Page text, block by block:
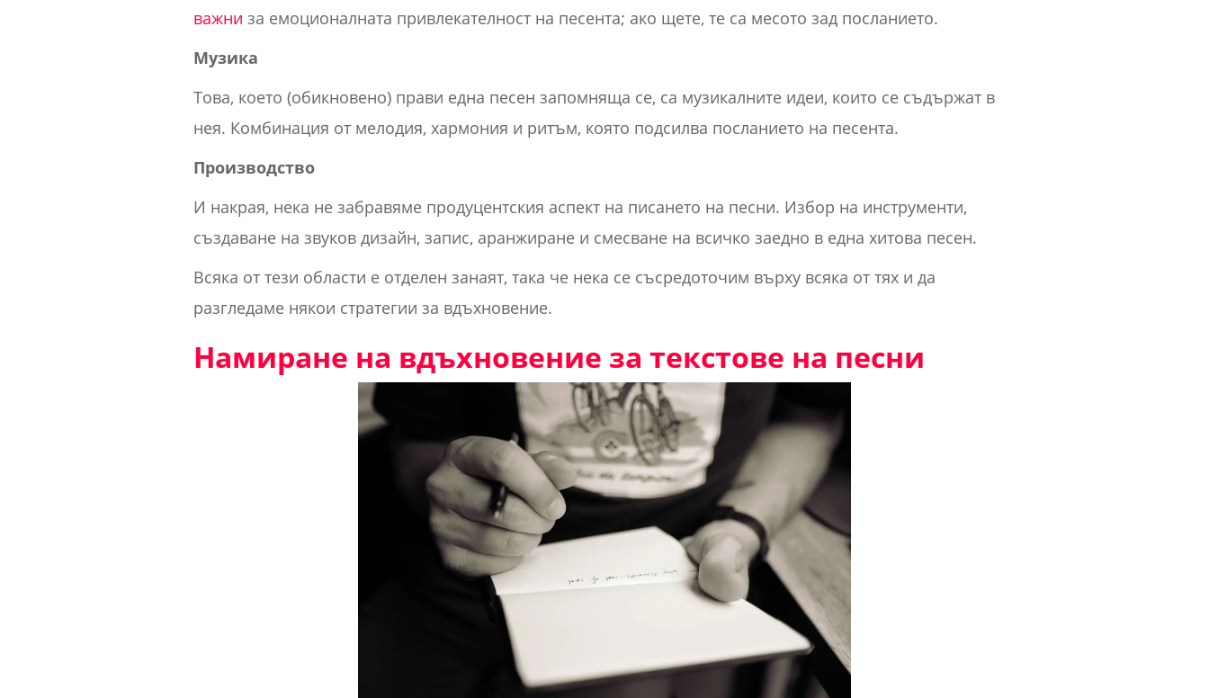
важни за емоционалната привлекателност на песента; ако щете, те са месото зад посланието.
Музика
Това, което (обикновено) прави една песен запомняща се, са музикалните идеи, които се съдържат в
нея. Комбинация от мелодия, хармония и ритъм, която подсилва посланието на песента.
Производство
И накрая, нека не забравяме продуцентския аспект на писането на песни. Избор на инструменти,
създаване на звуков дизайн, запис, аранжиране и смесване на всичко заедно в една хитова песен.
Всяка от тези области е отделен занаят, така че нека се съсредоточим върху всяка от тях и да
разгледаме някои стратегии за вдъхновение.
Намиране на вдъхновение за текстове на песни